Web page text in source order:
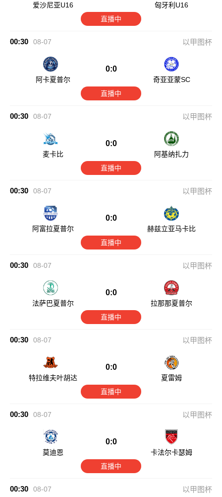
爱沙尼亚U16
匈牙利U16
直播中
00:30 08-07 以甲图杯
阿卡夏普尔
0:0
奇亚亚蒙SC
直播中
00:30 08-07 以甲图杯
麦卡比
0:0
阿基纳扎力
直播中
00:30 08-07 以甲图杯
阿富拉夏普尔
0:0
赫兹立亚马卡比
直播中
00:30 08-07 以甲图杯
法萨巴夏普尔
0:0
拉那那夏普尔
直播中
00:30 08-07 以甲图杯
特拉维夫叶胡达
0:0
夏雷姆
直播中
00:30 08-07 以甲图杯
莫迪恩
0:0
卡法尔卡瑟姆
直播中
00:30 08-07 以甲图杯